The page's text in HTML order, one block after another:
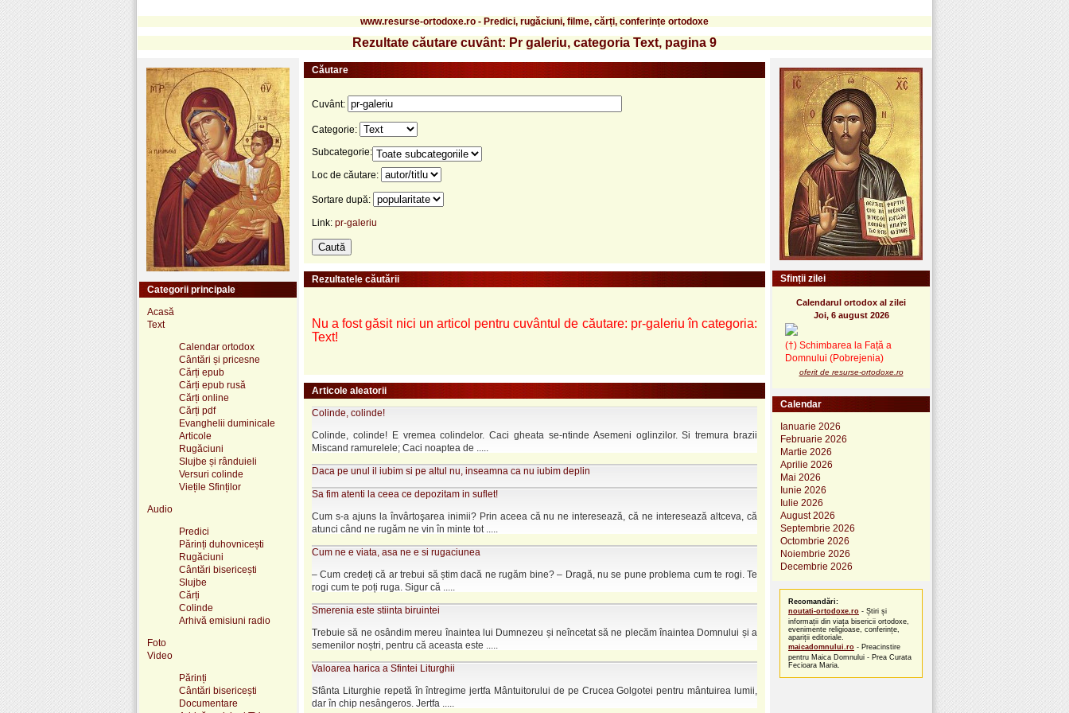
www.resurse-ortodoxe.ro - Predici, rugăciuni, filme, cărți, conferințe ortodoxe
Rezultate căutare cuvânt: Pr galeriu, categoria Text, pagina 9
Categorii principale
Acasă
Text
Calendar ortodox
Cântări și pricesne
Cărți epub
Cărți epub rusă
Cărți online
Cărți pdf
Evanghelii duminicale
Articole
Rugăciuni
Slujbe și rânduieli
Versuri colinde
Viețile Sfinților
Audio
Predici
Părinți duhovnicești
Rugăciuni
Cântări bisericești
Slujbe
Cărți
Colinde
Arhivă emisiuni radio
Foto
Video
Părinți
Cântări bisericești
Documentare
Căutare
Cuvânt:
Categorie:
Subcategorie:
Loc de căutare:
Sortare după:
Link: pr-galeriu
Rezultatele căutării
Nu a fost găsit nici un articol pentru cuvântul de căutare: pr-galeriu în categoria:
Text!
Articole aleatorii
Colinde, colinde!
Colinde, colinde! E vremea colindelor. Caci gheata se-ntinde Asemeni oglinzilor. Si tremura brazii
Miscand ramurelele; Caci noaptea de .....
Daca pe unul il iubim si pe altul nu, inseamna ca nu iubim deplin
Sa fim atenti la ceea ce depozitam in suflet!
Cum s-a ajuns la învârtoşarea inimii? Prin aceea că nu ne interesează, că ne interesează altceva, că
atunci când ne rugăm ne vin în minte tot .....
Cum ne e viata, asa ne e si rugaciunea
– Cum credeți că ar trebui să știm dacă ne rugăm bine? – Dragă, nu se pune problema cum te rogi. Te
rogi cum te poți ruga. Sigur că .....
Smerenia este stiinta biruintei
Trebuie să ne osândim mereu înaintea lui Dumnezeu și neîncetat să ne plecăm înaintea Domnului și a
semenilor noștri, pentru că aceasta este .....
Valoarea harica a Sfintei Liturghii
Sfânta Liturghie repetă în întregime jertfa Mântuitorului de pe Crucea Golgotei pentru mântuirea lumii,
dar în chip nesângeros. Jertfa .....
Sfinții zilei
Calendarul ortodox al zilei
Joi, 6 august 2026
(†) Schimbarea la Față a
Domnului (Pobrejenia)
oferit de resurse-ortodoxe.ro
Calendar
Ianuarie 2026
Februarie 2026
Martie 2026
Aprilie 2026
Mai 2026
Iunie 2026
Iulie 2026
August 2026
Septembrie 2026
Octombrie 2026
Noiembrie 2026
Decembrie 2026
Recomandări:
noutati-ortodoxe.ro - Știri și
informații din viața bisericii ortodoxe,
evenimente religioase, conferințe,
apariții editoriale.
maicadomnului.ro - Preacinstire
pentru Maica Domnului - Prea Curata
Fecioara Maria.